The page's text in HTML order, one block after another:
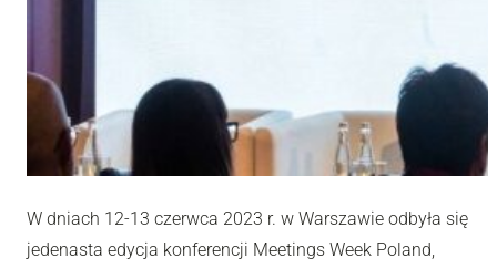
W dniach 12-13 czerwca 2023 r. w Warszawie odbyła się
jedenasta edycja konferencji Meetings Week Poland,